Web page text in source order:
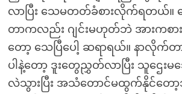
လာပြီး သေမတတ်ခံစားလိုက်ရတယ်။ န
တာကလည်း ဂျင်းမဟုတ်ဘဲ အားကစာ
တော့ သေပြီပေါ့ ဆရာရယ်။ နာလိုက်တ
ပါနဲ့တော့ ဒူးတွေညွှတ်လာပြီး သူဌေးမဘ
လဲသွားပြီး အသံတောင်မထွက်နိုင်တော့